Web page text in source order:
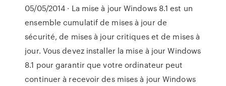
05/05/2014 · La mise à jour Windows 8.1 est un
ensemble cumulatif de mises à jour de
sécurité, de mises à jour critiques et de mises à
jour. Vous devez installer la mise à jour Windows
8.1 pour garantir que votre ordinateur peut
continuer à recevoir des mises à jour Windows